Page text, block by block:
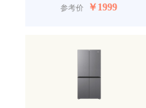
参考价 ￥1999